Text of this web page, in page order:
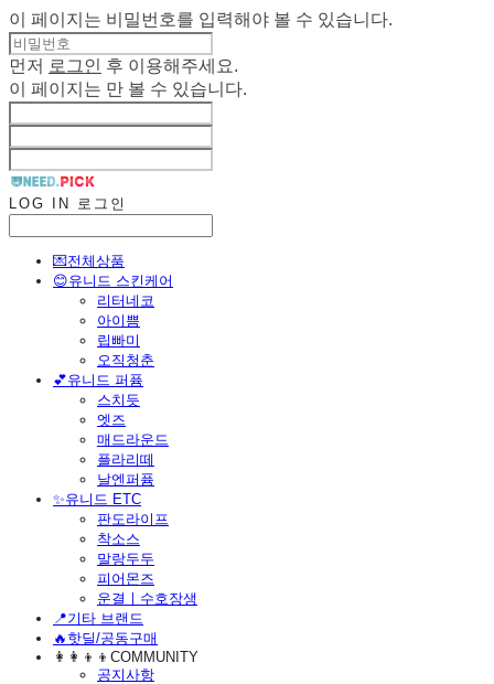
이 페이지는 비밀번호를 입력해야 볼 수 있습니다.
먼저 로그인
후 이용해주세요.
이 페이지는 만 볼 수 있습니다.
LOG IN 로그인
💌전체상품
😊유니드 스킨케어
리터네코
아이쁨
립빠미
오직청춘
💕유니드 퍼퓸
스치듯
엣즈
매드라운드
플라리떼
날엔퍼퓸
​✨유니드 ETC
판도라이프
착소스
말랑두두
피어몬즈
운결ㅣ수호장생
📍기타 브랜드
🔥핫딜/공동구매
👩‍👩‍👦‍👦COMMUNITY
공지사항